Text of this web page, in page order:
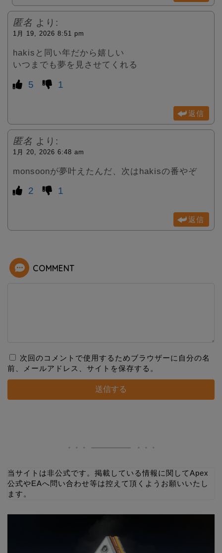
匿名 より:
1月 19, 2026 8:51 pm
hakisと同い年だから嬉しい
いつまでも夢を見させてくれる
5 1
返信
匿名 より:
1月 20, 2026 6:48 am
monsoonが夢叶えたんだ、次はhakisの番やぞ
2 1
返信
COMMENT
次回のコメントで使用するためブラウザーに自分の名
前、メールアドレス、サイトを保存する。
当サイトは非公式です。掲載している情報に関してApex
公式やEAへ問い合わせ等は控えて頂くようお願いいたし
ます。